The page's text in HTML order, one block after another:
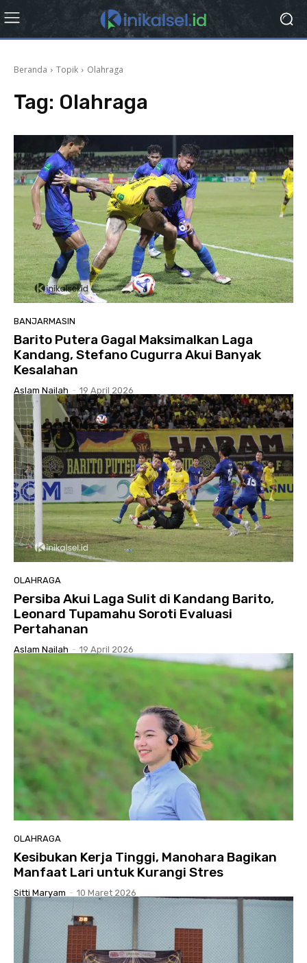
Beranda Topik Olahraga
Tag: Olahraga
BANJARMASIN
Barito Putera Gagal Maksimalkan Laga
Kandang, Stefano Cugurra Akui Banyak
Kesalahan
Aslam Nailah - 19 April 2026
OLAHRAGA
Persiba Akui Laga Sulit di Kandang Barito,
Leonard Tupamahu Soroti Evaluasi
Pertahanan
Aslam Nailah - 19 April 2026
OLAHRAGA
Kesibukan Kerja Tinggi, Manohara Bagikan
Manfaat Lari untuk Kurangi Stres
Sitti Maryam - 10 Maret 2026